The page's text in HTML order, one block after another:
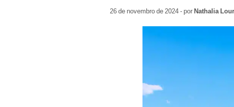
26 de novembro de 2024 - por Nathalia